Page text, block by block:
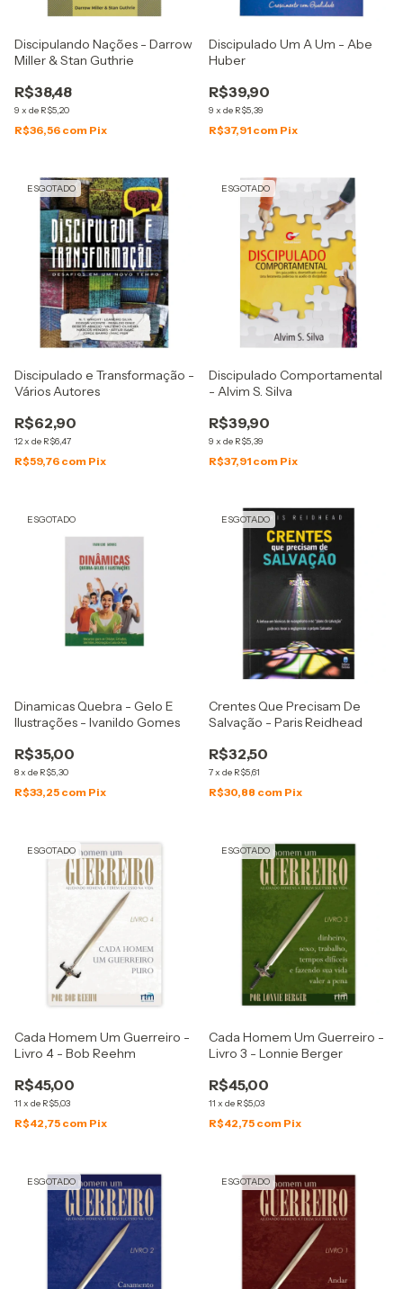
Discipulando Nações - Darrow
Miller & Stan Guthrie
R$38,48
9 x de R$5,20
R$36,56 com Pix
Discipulado Um A Um - Abe
Huber
R$39,90
9 x de R$5,39
R$37,91 com Pix
ESGOTADO
Discipulado e Transformação -
Vários Autores
R$62,90
12x de R$6,47
R$59,76 com Pix
ESGOTADO
Discipulado Comportamental
- Alvim S. Silva
R$39,90
9 x de R$5,39
R$37,91 com Pix
ESGOTADO
Dinamicas Quebra - Gelo E
Ilustrações - Ivanildo Gomes
R$35,00
8x de R$5,30
R$33,25 com Pix
ESGOTADO
Crentes Que Precisam De
Salvação - Paris Reidhead
R$32,50
7x de R$5,61
R$30,88 com Pix
ESGOTADO
Cada Homem Um Guerreiro -
Livro 4 - Bob Reehm
R$45,00
11 x de R$5,03
R$42,75 com Pix
ESGOTADO
Cada Homem Um Guerreiro -
Livro 3 - Lonnie Berger
R$45,00
11 x de R$5,03
R$42,75 com Pix
ESGOTADO ESGOTADO